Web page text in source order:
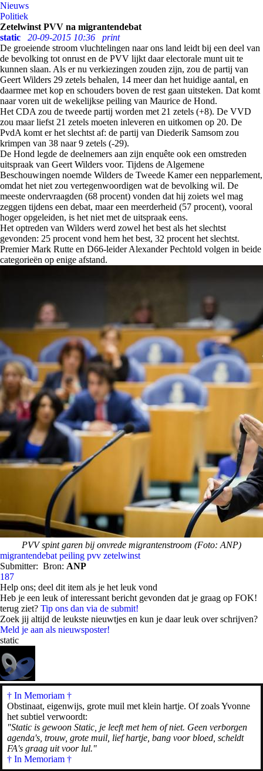
Nieuws
Politiek
Zetelwinst PVV na migrantendebat
static
20-09-2015 10:36
print
De groeiende stroom vluchtelingen naar ons land leidt bij een deel van
de bevolking tot onrust en de PVV lijkt daar electorale munt uit te
kunnen slaan. Als er nu verkiezingen zouden zijn, zou de partij van
Geert Wilders 29 zetels behalen, 14 meer dan het huidige aantal, en
daarmee met kop en schouders boven de rest gaan uitsteken. Dat komt
naar voren uit de wekelijkse peiling van Maurice de Hond.
Het CDA zou de tweede partij worden met 21 zetels (+8). De VVD
zou maar liefst 21 zetels moeten inleveren en uitkomen op 20. De
PvdA komt er het slechtst af: de partij van Diederik Samsom zou
krimpen van 38 naar 9 zetels (-29).
De Hond legde de deelnemers aan zijn enquête ook een omstreden
uitspraak van Geert Wilders voor. Tijdens de Algemene
Beschouwingen noemde Wilders de Tweede Kamer een nepparlement,
omdat het niet zou vertegenwoordigen wat de bevolking wil. De
meeste ondervraagden (68 procent) vonden dat hij zoiets wel mag
zeggen tijdens een debat, maar een meerderheid (57 procent), vooral
hoger opgeleiden, is het niet met de uitspraak eens.
Het optreden van Wilders werd zowel het best als het slechtst
gevonden: 25 procent vond hem het best, 32 procent het slechtst.
Premier Mark Rutte en D66-leider Alexander Pechtold volgen in beide
categorieën op enige afstand.
PVV spint garen bij onvrede migrantenstroom (Foto: ANP)
migrantendebat peiling pvv zetelwinst
Submitter: Bron: ANP
187
Help ons; deel dit item als je het leuk vond
Heb je een leuk of interessant bericht gevonden dat je graag op FOK!
terug ziet? Tip ons dan via de submit!
Zoek jij altijd de leukste nieuwtjes en kun je daar leuk over schrijven?
Meld je aan als nieuwsposter!
static
† In Memoriam †
Obstinaat, eigenwijs, grote muil met klein hartje. Of zoals Yvonne
het subtiel verwoordt:
"Static is gewoon Static, je leeft met hem of niet. Geen verborgen
agenda's, trouw, grote muil, lief hartje, bang voor bloed, scheldt
FA's graag uit voor lul."
† In Memoriam †